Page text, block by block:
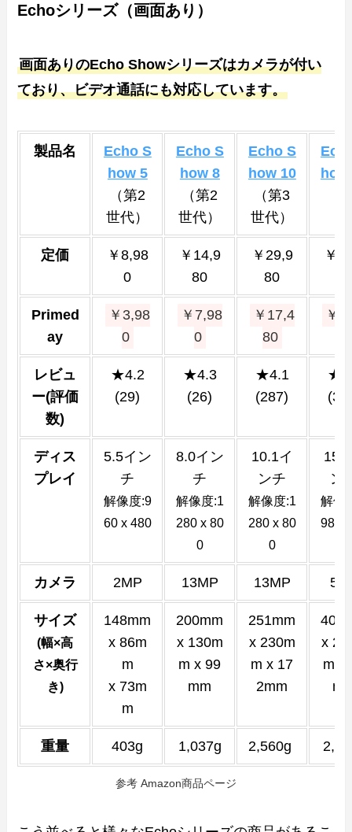
Echoシリーズ（画面あり）
画面ありのEcho Showシリーズはカメラが付い
ており、ビデオ通話にも対応しています。
製品名
Echo S
how 5
（第2
世代）
Echo S
how 8
（第2
世代）
Echo S
how 10
（第3
世代）
how
定価
￥8,98
0
￥14,9
80
￥29,9
80
￥
Primed
ay
￥3,98
0
￥7,98
0
￥17,4
80
￥
レビュ
ー(評価
数)
★4.2
(29)
★4.3
(26)
★4.1
(287)
ディス
プレイ
5.5イン
チ
解像度:9
60 x 480
8.0イン
チ
解像度:1
280 x 80
0
10.1イ
ンチ
解像度:1
280 x 80
0
ン
解像
980
カメラ 2MP 13MP 13MP
サイズ
(幅×高
さ×奥行
き)
148mm
x 86m
m
x 73m
m
200mm
x 130m
m x 99
mm
251mm
x 230m
m x 17
2mm
x
m x
重量 403g 1,037g 2,560g
参考 Amazon商品ページ